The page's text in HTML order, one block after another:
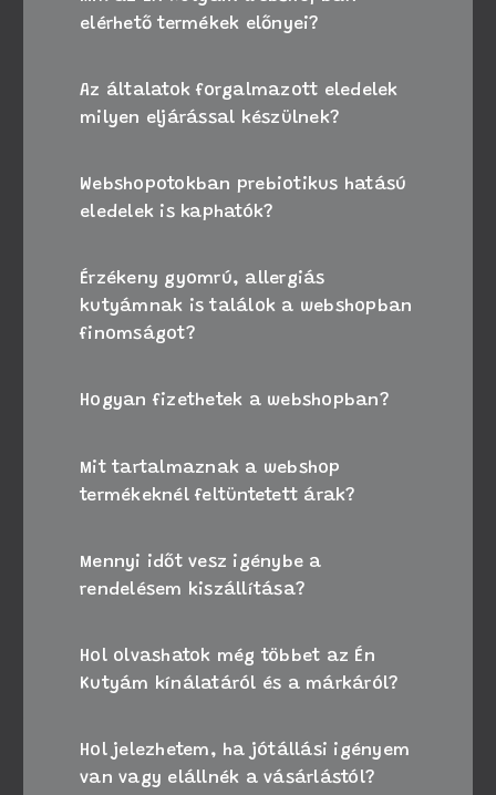
elérhető termékek előnyei?
Az általatok forgalmazott eledelek
milyen eljárással készülnek?
Webshopotokban prebiotikus hatású
eledelek is kaphatók?
Érzékeny gyomrú, allergiás
kutyámnak is találok a webshopban
finomságot?
Hogyan fizethetek a webshopban?
Mit tartalmaznak a webshop
termékeknél feltüntetett árak?
Mennyi időt vesz igénybe a
rendelésem kiszállítása?
Hol olvashatok még többet az Én
Kutyám kínálatáról és a márkáról?
Hol jelezhetem, ha jótállási igényem
van vagy elállnék a vásárlástól?